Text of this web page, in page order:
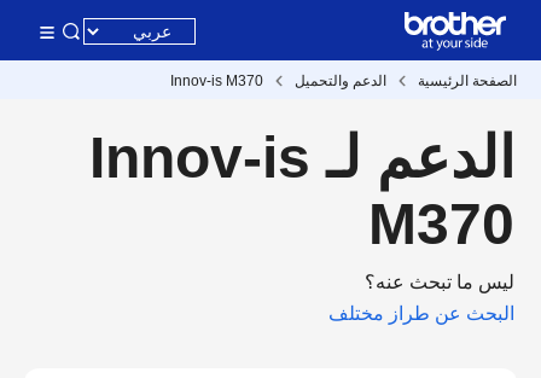
الصفحة الرئيسية الدعم والتحميل Innov-is M370
الدعم لـ Innov-is
M370
ليس ما تبحث عنه؟
البحث عن طراز مختلف